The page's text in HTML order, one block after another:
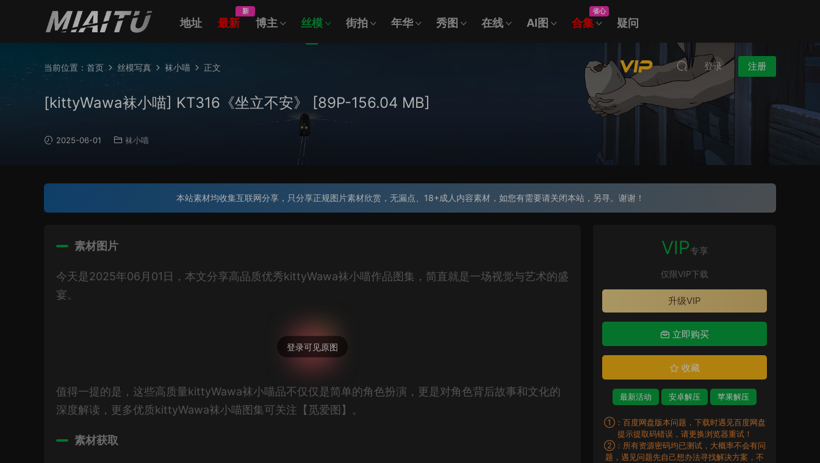
地址 最新
新
博主 丝模 街拍 年华 秀图 在线 AI图 合集
省心
疑问
登录 注册
当前位置： 首页 丝模写真 袜小喵 正文
[kittyWawa袜小喵] KT316《坐立不安》 [89P-156.04 MB]
2025-06-01 袜小喵
本站素材均收集互联网分享，只分享正规图片素材欣赏，无漏点、18+成人内容素材，如您有需要请关闭本站，另寻。谢谢！
素材图片
今天是2025年06月01日，本文分享高品质优秀kittyWawa袜小喵作品图集，简直就是一场视觉与艺术的盛
宴。
值得一提的是，这些高质量kittyWawa袜小喵品不仅仅是简单的角色扮演，更是对角色背后故事和文化的
深度解读，更多优质kittyWawa袜小喵图集可关注【觅爱图】。
素材获取
VIP专享
仅限VIP下载
升级VIP
立即购买
收藏
最新活动 安卓解压 苹果解压
①：百度网盘版本问题，下载时遇见百度网盘
提示提取码错误，请更换浏览器重试！
②：所有资源密码均已测试，大概率不会有问
题，遇见问题先自己想办法寻找解决方案，不